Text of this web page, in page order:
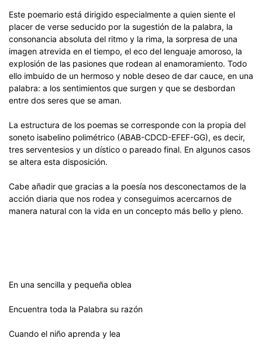
Este poemario está dirigido especialmente a quien siente el
placer de verse seducido por la sugestión de la palabra, la
consonancia absoluta del ritmo y la rima, la sorpresa de una
imagen atrevida en el tiempo, el eco del lenguaje amoroso, la
explosión de las pasiones que rodean al enamoramiento. Todo
ello imbuido de un hermoso y noble deseo de dar cauce, en una
palabra: a los sentimientos que surgen y que se desbordan
entre dos seres que se aman.
La estructura de los poemas se corresponde con la propia del
soneto isabelino polimétrico (ABAB-CDCD-EFEF-GG), es decir,
tres serventesios y un dístico o pareado final. En algunos casos
se altera esta disposición.
Cabe añadir que gracias a la poesía nos desconectamos de la
acción diaria que nos rodea y conseguimos acercarnos de
manera natural con la vida en un concepto más bello y pleno.
En una sencilla y pequeña oblea
Encuentra toda la Palabra su razón
Cuando el niño aprenda y lea